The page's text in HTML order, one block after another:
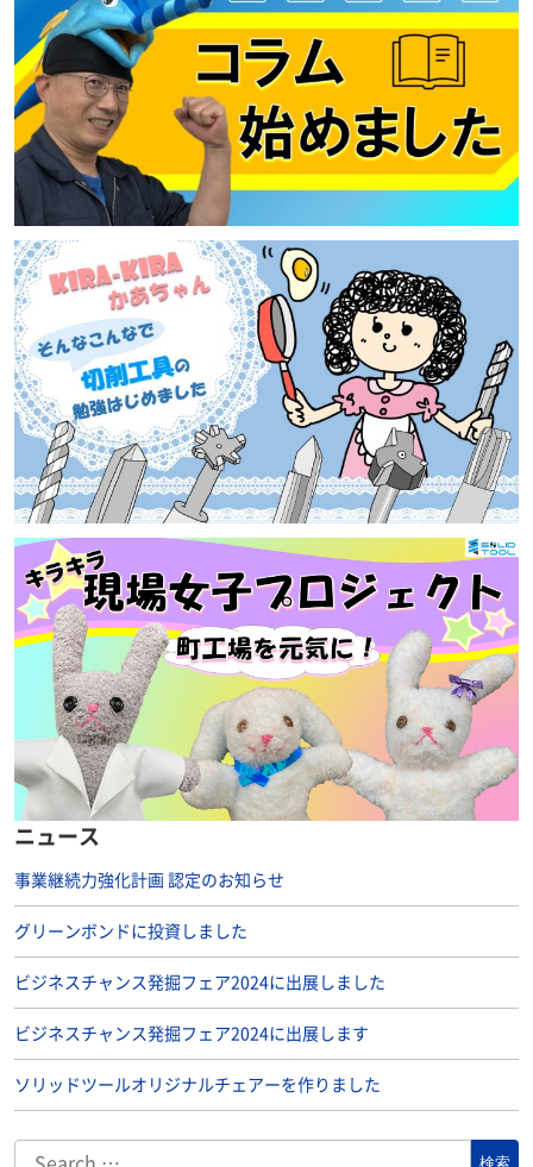
ニュース
事業継続力強化計画 認定のお知らせ
グリーンボンドに投資しました
ビジネスチャンス発掘フェア2024に出展しました
ビジネスチャンス発掘フェア2024に出展します
ソリッドツールオリジナルチェアーを作りました